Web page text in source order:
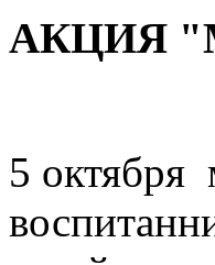
АКЦИЯ
5 октября